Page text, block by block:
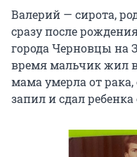
Валерий — сирота,
сразу после
города Черновцы на
время мальчик жил
мама умерла от рака,
запил и сдал